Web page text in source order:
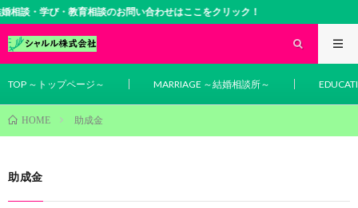
相談・学び・教育相談のお問い合わせはここをクリック！
TOP ～トップページ～ MARRIAGE ～結婚相談所～
HOME 助成金
助成金